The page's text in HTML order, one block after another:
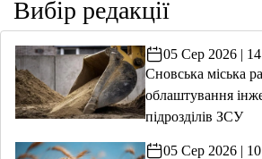
Вибір редакції
05 Сер 2026 |
Сновська міська
облаштування
підрозділів ЗСУ
05 Сер 2026 |